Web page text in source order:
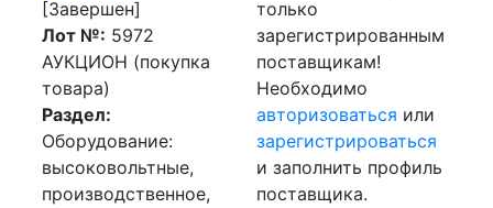
[Завершен]
Лот №: 5972
АУКЦИОН (покупка
товара)
Раздел:
Оборудование:
высоковольтные,
производственное,
только
зарегистрированным
поставщикам!
Необходимо
авторизоваться или
зарегистрироваться
и заполнить профиль
поставщика.